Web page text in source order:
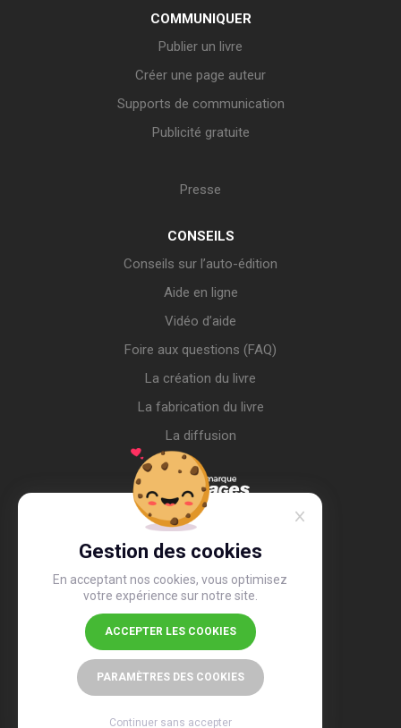
Gestion des cookies
En acceptant nos cookies, vous optimisez
votre expérience sur notre site.
ACCEPTER LES COOKIES
PARAMÈTRES DES COOKIES
Continuer sans accepter
COMMUNIQUER
Publier un livre
Créer une page auteur
Supports de communication
Publicité gratuite
Presse
CONSEILS
Conseils sur l’auto-édition
Aide en ligne
Vidéo d’aide
Foire aux questions (FAQ)
La création du livre
La fabrication du livre
La diffusion
4,4